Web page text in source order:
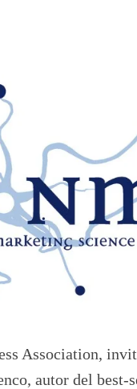
Association,
autor del